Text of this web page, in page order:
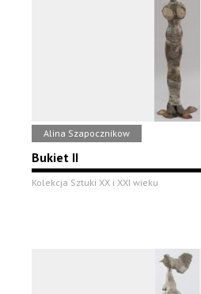
Alina Szapocznikow
Bukiet II
Kolekcja Sztuki XX i XXI wieku